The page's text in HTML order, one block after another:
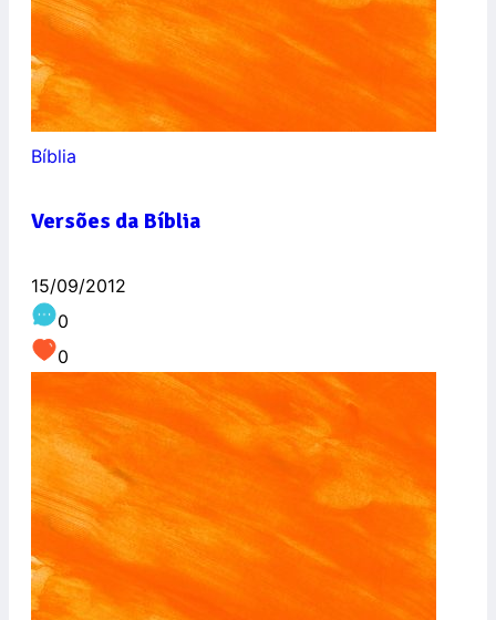
Bíblia
Versões da Bíblia
15/09/2012
0
0